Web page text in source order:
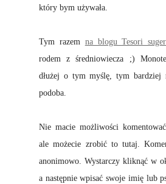
który bym używała.
Tym razem na blogu Tesori
rodem z średniowiecza ;)
dłużej o tym myślę, tym bardziej
podoba.
Nie macie możliwości
ale możecie zrobić to tutaj.
anonimowo. Wystarczy kliknąć w
a następnie wpisać swoje imię lub